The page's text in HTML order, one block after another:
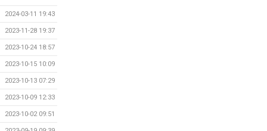
2024-03-11 19:43
2023-11-28 19:37
2023-10-24 18:57
2023-10-15 10:09
2023-10-13 07:29
2023-10-09 12:33
2023-10-02 09:51